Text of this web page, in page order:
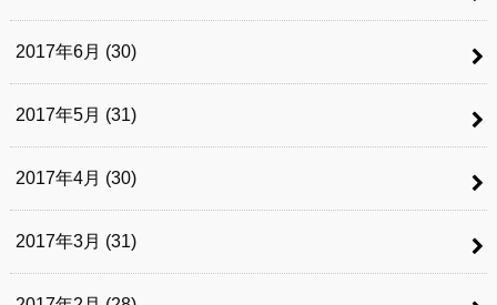
2017年6月 (30)
2017年5月 (31)
2017年4月 (30)
2017年3月 (31)